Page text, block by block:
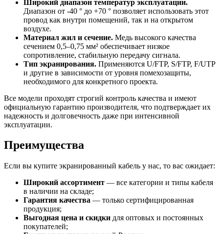
Широкий диапазон температур эксплуатации.
Диапазон от -40 ° до +70 ° позволяет использовать этот
провод как внутри помещений, так и на открытом
воздухе.
Материал жил и сечение. Медь высокого качества
сечением 0,5–0,75 мм² обеспечивает низкое
сопротивление, стабильную передачу сигнала.
Тип экранирования. Применяются U/FTP, S/FTP, F/UTP
и другие в зависимости от уровня помехозащиты,
необходимого для конкретного проекта.
Все модели проходят строгий контроль качества и имеют
официальную гарантию производителя, что подтверждает их
надежность и долговечность даже при интенсивной
эксплуатации.
Преимущества
Если вы купите экранированный кабель у нас, то вас ожидает:
Широкий ассортимент — все категории и типы кабеля
в наличии на складе;
Гарантия качества — только сертифицированная
продукция;
Выгодная цена и скидки для оптовых и постоянных
покупателей;